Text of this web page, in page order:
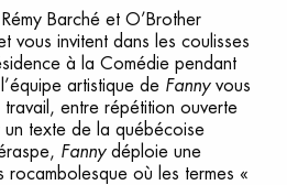
Barché et O’Brother
vous invitent dans les coulisses
à la Comédie pendant
artistique de Fanny vous
entre répétition ouverte
texte de la québécoise
Fannydéploie une
rocambolesque où les termes «